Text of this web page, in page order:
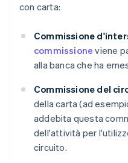
con carta:
Commissione
commissione viene
alla banca che ha
Commissione del
della carta (ad
addebita questa
dell'attività per
circuito.